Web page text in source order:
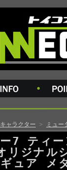
ャラクター > ミュ
7 ティ
リジナル
ュア メ